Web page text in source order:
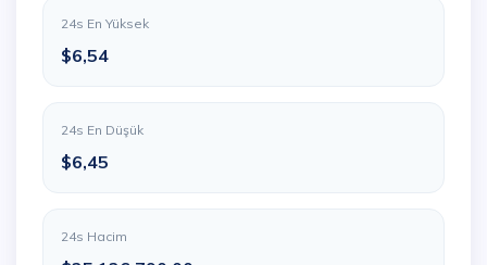
24s En Yüksek
$6,54
24s En Düşük
$6,45
24s Hacim